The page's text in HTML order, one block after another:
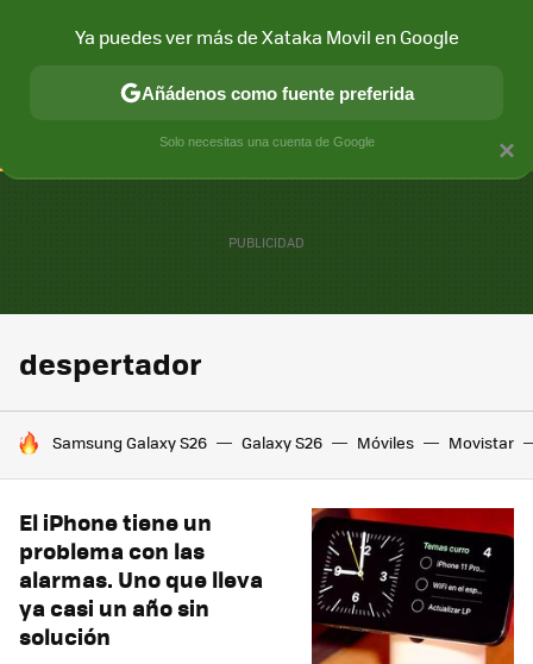
CONECTIVIDAD MÓVIL Y SOCIEDAD APLICACIONES
despertador
HOY SE HABLA DE
Samsung Galaxy S26 Galaxy S26 Móviles Movistar
El iPhone tiene un
problema con las
alarmas. Uno que lleva
ya casi un año sin
solución
×
Ya puedes ver más de Xataka Movil en Google
Añádenos como fuente preferida
Solo necesitas una cuenta de Google